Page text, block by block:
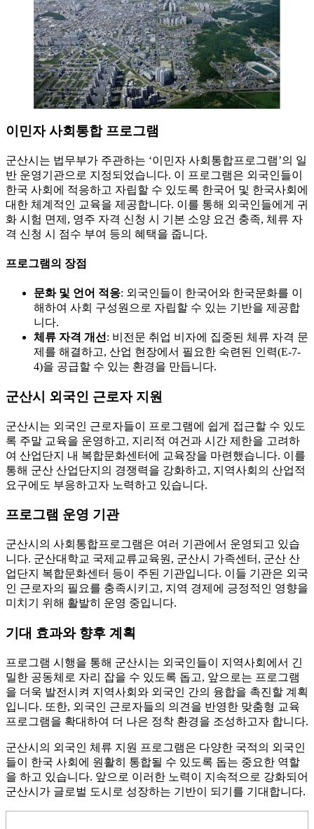
이민자 사회통합 프로그램
군산시는 법무부가 주관하는 ‘이민자 사회통합프로그램’의 일
반 운영기관으로 지정되었습니다. 이 프로그램은 외국인들이
한국 사회에 적응하고 자립할 수 있도록 한국어 및 한국사회에
대한 체계적인 교육을 제공합니다. 이를 통해 외국인들에게 귀
화 시험 면제, 영주 자격 신청 시 기본 소양 요건 충족, 체류 자
격 신청 시 점수 부여 등의 혜택을 줍니다.
프로그램의 장점
문화 및 언어 적응: 외국인들이 한국어와 한국문화를 이
해하여 사회 구성원으로 자립할 수 있는 기반을 제공합
니다.
체류 자격 개선 : 비전문 취업 비자에 집중된 체류 자격 문
제를 해결하고, 산업 현장에서 필요한 숙련된 인력(E-7-
4)을 공급할 수 있는 환경을 만듭니다.
군산시 외국인 근로자 지원
군산시는 외국인 근로자들이 프로그램에 쉽게 접근할 수 있도
록 주말 교육을 운영하고, 지리적 여건과 시간 제한을 고려하
여 산업단지 내 복합문화센터에 교육장을 마련했습니다. 이를
통해 군산 산업단지의 경쟁력을 강화하고, 지역사회의 산업적
요구에도 부응하고자 노력하고 있습니다.
프로그램 운영 기관
군산시의 사회통합프로그램은 여러 기관에서 운영되고 있습
니다. 군산대학교 국제교류교육원, 군산시 가족센터, 군산 산
업단지 복합문화센터 등이 주된 기관입니다. 이들 기관은 외국
인 근로자의 필요를 충족시키고, 지역 경제에 긍정적인 영향을
미치기 위해 활발히 운영 중입니다.
기대 효과와 향후 계획
프로그램 시행을 통해 군산시는 외국인들이 지역사회에서 긴
밀한 공동체로 자리 잡을 수 있도록 돕고, 앞으로는 프로그램
을 더욱 발전시켜 지역사회와 외국인 간의 융합을 촉진할 계획
입니다. 또한, 외국인 근로자들의 의견을 반영한 맞춤형 교육
프로그램을 확대하여 더 나은 정착 환경을 조성하고자 합니다.
군산시의 외국인 체류 지원 프로그램은 다양한 국적의 외국인
들이 한국 사회에 원활히 통합될 수 있도록 돕는 중요한 역할
을 하고 있습니다. 앞으로 이러한 노력이 지속적으로 강화되어
군산시가 글로벌 도시로 성장하는 기반이 되기를 기대합니다.